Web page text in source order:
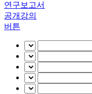
연구보고서
공개강의
버튼